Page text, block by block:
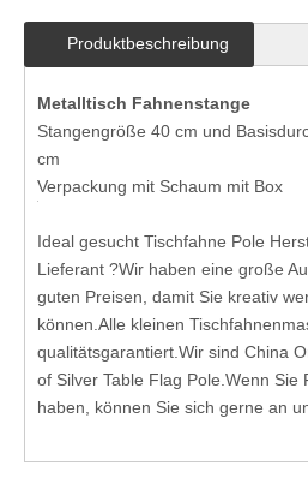
Produktbeschreibung
Metalltisch Fahnenstange
Stangengröße 40 cm und
cm
Verpackung mit Schaum mit Box
Ideal gesucht Tischfahne Pole
Lieferant ?Wir haben eine große
guten Preisen, damit Sie kreativ
können.Alle kleinen
qualitätsgarantiert.Wir sind China
of Silver Table Flag Pole.Wenn Sie
haben, können Sie sich gerne an